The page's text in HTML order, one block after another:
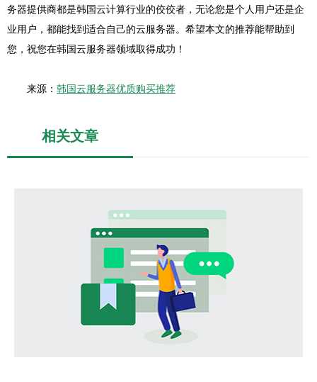
务器提供商都是韩国云计算行业的佼佼者，无论您是个人用户还是企
业用户，都能找到适合自己的云服务器。希望本文的推荐能帮助到
您，祝您在韩国云服务器领域取得成功！
来源： 韩国云服务器优质购买推荐
相关文章